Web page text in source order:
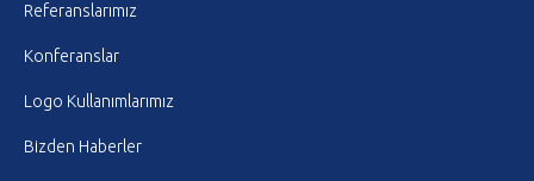
Referanslarımız
Konferanslar
Logo Kullanımlarımız
Bizden Haberler